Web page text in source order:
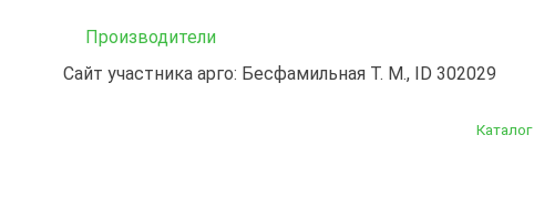
Производители
Сайт участника арго: Бесфамильная Т. М., ID 302029
Каталог